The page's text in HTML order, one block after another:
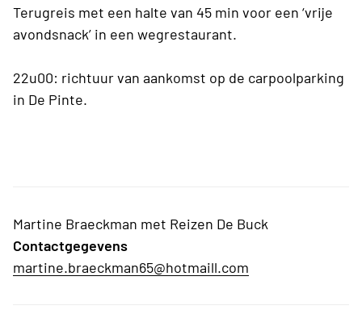
Terugreis met een halte van 45 min voor een ‘vrije
avondsnack’ in een wegrestaurant.
22u00: richtuur van aankomst op de carpoolparking
in De Pinte.
Martine Braeckman met Reizen De Buck
Contactgegevens
martine.braeckman65@hotmaill.com